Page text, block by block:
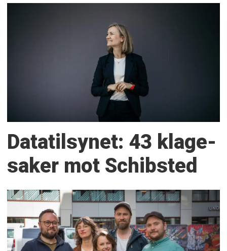
Datatilsynet: 43 klage­
saker mot Schibsted